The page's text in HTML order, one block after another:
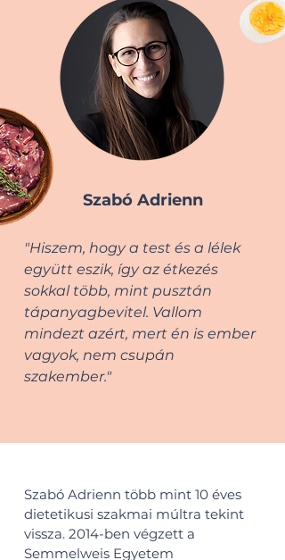
Szabó Adrienn
"Hiszem, hogy a test és a lélek
együtt eszik, így az étkezés
sokkal több, mint pusztán
tápanyagbevitel. Vallom
mindezt azért, mert én is ember
vagyok, nem csupán
szakember."
Szabó Adrienn több mint 10 éves
dietetikusi szakmai múltra tekint
vissza. 2014-ben végzett a
Semmelweis Egyetem